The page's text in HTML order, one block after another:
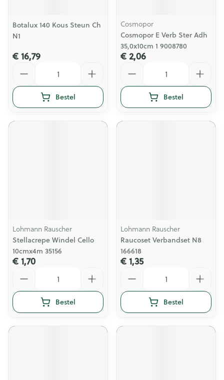
Botalux 140 Kous Steun Ch
N1
€ 16,79
Bestel
Cosmopor
Cosmopor E Verb Ster Adh
35,0x10cm 1 9008780
€ 2,06
Bestel
Lohmann Rauscher
Stellacrepe Windel Cello
10cmx4m 35156
€ 1,70
Bestel
Lohmann Rauscher
Raucoset Verbandset N8
166618
€ 1,35
Bestel